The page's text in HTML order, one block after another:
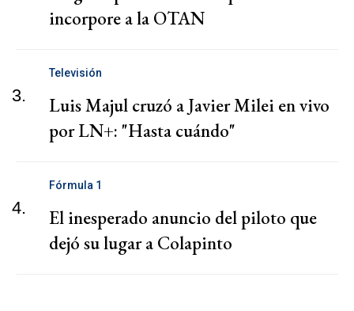
incorpore a la OTAN
3.
Televisión
Luis Majul cruzó a Javier Milei en vivo
por LN+: "Hasta cuándo"
4.
Fórmula 1
El inesperado anuncio del piloto que
dejó su lugar a Colapinto